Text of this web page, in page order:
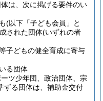
は、次に掲げる要件のい
(以下「子ども会員」と
された団体(いずれの者
子どもの健全育成に寄与
る団体
ツ少年団、政治団体、宗
ずる団体は、補助金交付